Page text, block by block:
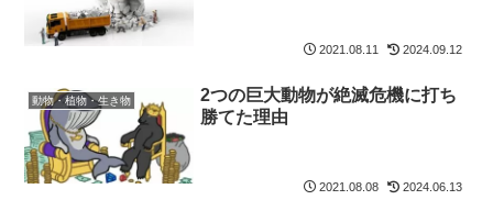
2021.08.11 2024.09.12
動物・植物・生き物
2つの巨大動物が絶滅危機に打ち
勝てた理由
2021.08.08 2024.06.13